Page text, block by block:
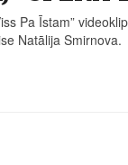
Pa Īstam”
Natālija Smirnova.